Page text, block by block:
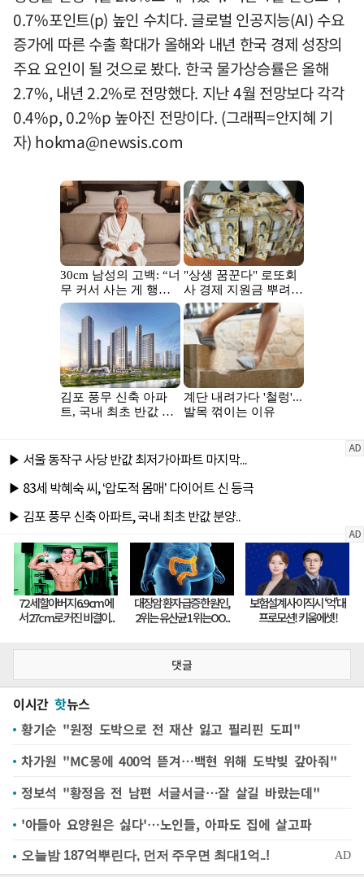
0.7%포인트(p) 높인 수치다. 글로벌 인공지능(AI) 수요
증가에 따른 수출 확대가 올해와 내년 한국 경제 성장의
주요 요인이 될 것으로 봤다. 한국 물가상승률은 올해
2.7%, 내년 2.2%로 전망했다. 지난 4월 전망보다 각각
0.4%p, 0.2%p 높아진 전망이다. (그래픽=안지혜 기
자) hokma@newsis.com
댓글
이시간 핫뉴스
황기순 "원정 도박으로 전 재산 잃고 필리핀 도피"
차가원 "MC몽에 400억 뜯겨…백현 위해 도박빚 갚아줘"
정보석 "황정음 전 남편 서글서글…잘 살길 바랐는데"
'아들아 요양원은 싫다'…노인들, 아파도 집에 살고파